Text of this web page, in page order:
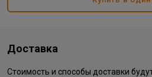
Доставка
Стоимость и способы доставки